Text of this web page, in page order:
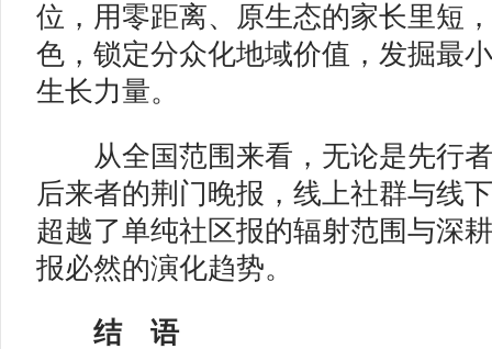
位，用零距离、原生态的家长里短
色，锁定分众化地域价值，发掘最
生长力量。
从全国范围来看，无论是先行者
后来者的荆门晚报，线上社群与线
超越了单纯社区报的辐射范围与深
报必然的演化趋势。
结 语